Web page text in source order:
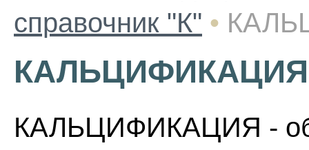
справочник "К" •
КАЛЬЦИФИКАЦИЯ
КАЛЬЦИФИКАЦИЯ -